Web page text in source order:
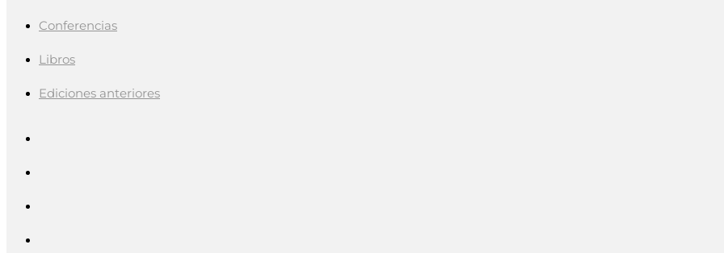
Conferencias
Libros
Ediciones anteriores